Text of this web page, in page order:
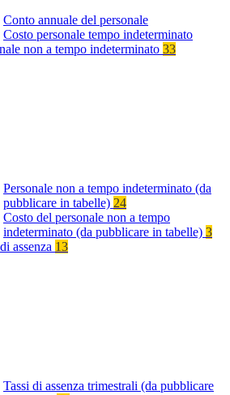
Conto annuale del personale
Costo personale tempo indeterminato
non a tempo indeterminato 33
Personale non a tempo indeterminato (da
pubblicare in tabelle) 24
Costo del personale non a tempo
indeterminato (da pubblicare in tabelle) 3
assenza 13
Tassi di assenza trimestrali (da pubblicare